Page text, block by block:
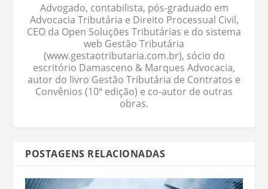
Advogado, contabilista, pós-graduado em
Advocacia Tributária e Direito Processual Civil,
CEO da Open Soluções Tributárias e do sistema
web Gestão Tributária
(www.gestaotributaria.com.br), sócio do
escritório Damasceno & Marques Advocacia,
autor do livro Gestão Tributária de Contratos e
Convênios (10ª edição) e co-autor de outras
obras.
POSTAGENS RELACIONADAS